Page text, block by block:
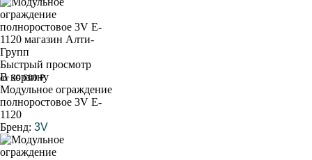
Быстрый просмотр
В корзину
от 39 600 ₽
Модульное ограждение
полноростовое 3V E-
1120
Бренд: 3V